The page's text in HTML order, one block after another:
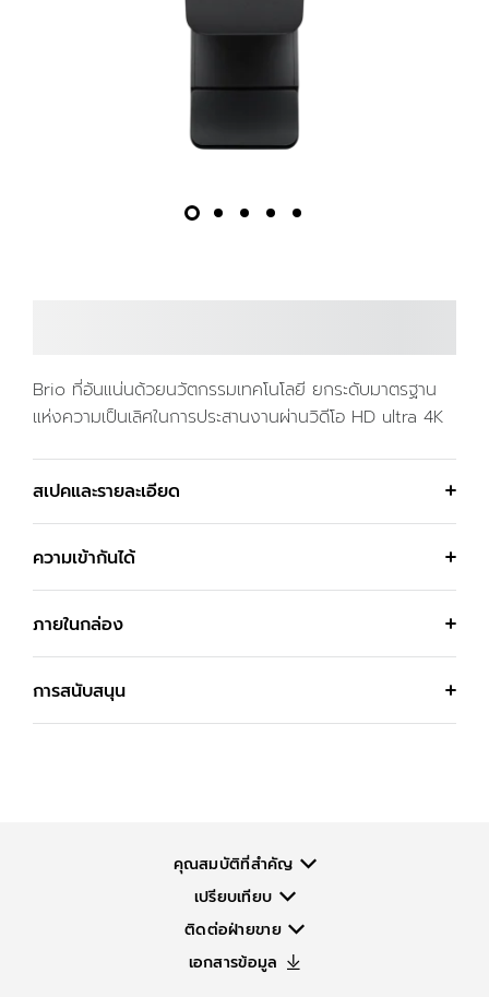
Brio ที่อันแน่นด้วยนวัตกรรมเทคโนโลยี ยกระดับมาตรฐาน
แห่งความเป็นเลิศในการประสานงานผ่านวิดีโอ HD ultra 4K
สเปคและรายละเอียด
ความเข้ากันได้
ภายในกล่อง
การสนับสนุน
คุณสมบัติที่สำคัญ
เปรียบเทียบ
ติดต่อฝ่ายขาย
เอกสารข้อมูล